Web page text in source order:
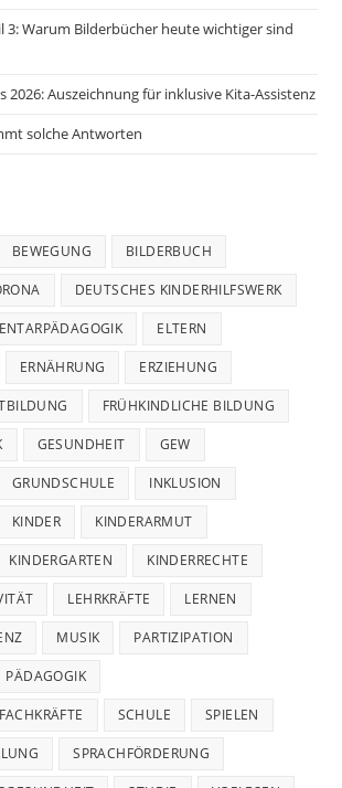
3: Warum Bilderbücher heute wichtiger sind
2026: Auszeichnung für inklusive Kita-Assistenz
solche Antworten
BEWEGUNG BILDERBUCH
DEUTSCHES KINDERHILFSWERK
ELTERN
ERNÄHRUNG ERZIEHUNG
FRÜHKINDLICHE BILDUNG
GESUNDHEIT GEW
GRUNDSCHULE INKLUSION
KINDER KINDERARMUT
KINDERGARTEN KINDERRECHTE
LEHRKRÄFTE LERNEN
MUSIK PARTIZIPATION
PÄDAGOGIK
SCHULE SPIELEN
SPRACHFÖRDERUNG